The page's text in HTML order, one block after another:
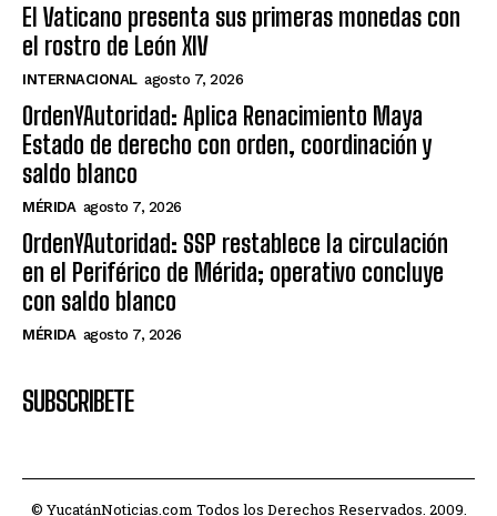
El Vaticano presenta sus primeras monedas con
el rostro de León XIV
INTERNACIONAL agosto 7, 2026
OrdenYAutoridad: Aplica Renacimiento Maya
Estado de derecho con orden, coordinación y
saldo blanco
MÉRIDA agosto 7, 2026
OrdenYAutoridad: SSP restablece la circulación
en el Periférico de Mérida; operativo concluye
con saldo blanco
MÉRIDA agosto 7, 2026
SUBSCRIBETE
© YucatánNoticias.com Todos los Derechos Reservados. 2009.